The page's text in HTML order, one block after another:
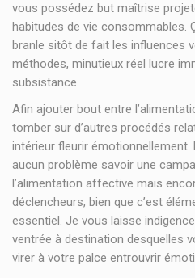
vous possédez but maîtrise
habitudes de vie consommables.
branle sitôt de fait les influences
méthodes, minutieux réel lucre
subsistance.
Afin ajouter bout entre
tomber sur d’autres procédés
intérieur fleurir
aucun problème savoir une
l’alimentation affective mais
déclencheurs, bien que c’est
essentiel. Je vous laisse
ventrée à destination desquelles
virer à votre palce entrouvrir